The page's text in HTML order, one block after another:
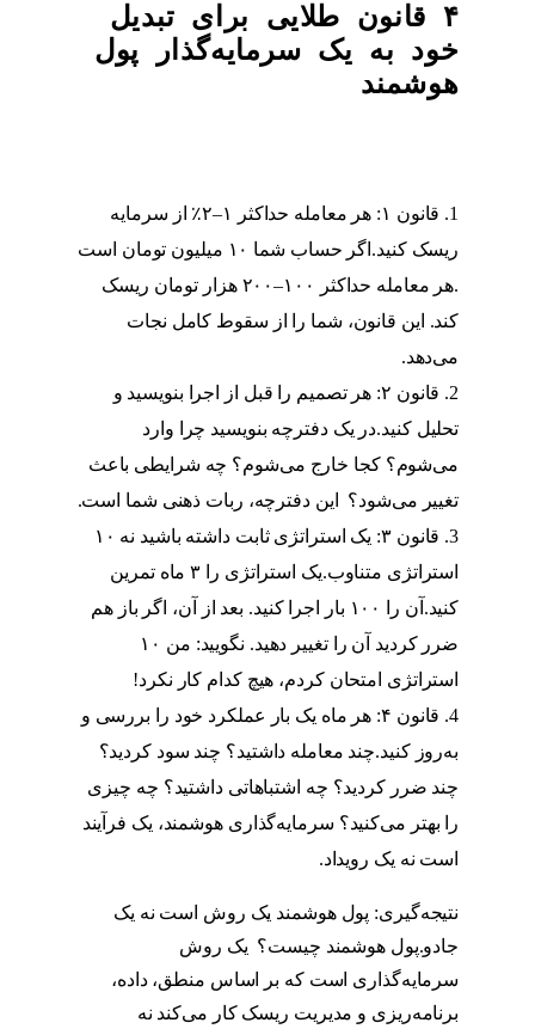
۴ قانون طلایی برای تبدیل
خود به یک سرمایه‌گذار پول
هوشمند
قانون ۱: هر معامله حداکثر ۱–۲٪ از سرمایه
ریسک کنید.اگر حساب شما ۱۰ میلیون تومان است
.هر معامله حداکثر ۱۰۰–۲۰۰ هزار تومان ریسک
کند. این قانون، شما را از سقوط کامل نجات
می‌دهد.
قانون ۲: هر تصمیم را قبل از اجرا بنویسید و
تحلیل کنید.در یک دفترچه بنویسید چرا وارد
می‌شوم؟ کجا خارج می‌شوم؟ چه شرایطی باعث
تغییر می‌شود؟ این دفترچه، ربات ذهنی شما است.
قانون ۳: یک استراتژی ثابت داشته باشید نه ۱۰
استراتژی متناوب.یک استراتژی را ۳ ماه تمرین
کنید.آن را ۱۰۰ بار اجرا کنید. بعد از آن، اگر باز هم
ضرر کردید آن را تغییر دهید. نگویید: من ۱۰
استراتژی امتحان کردم، هیچ کدام کار نکرد!
قانون ۴: هر ماه یک بار عملکرد خود را بررسی و
به‌روز کنید.چند معامله داشتید؟ چند سود کردید؟
چند ضرر کردید؟ چه اشتباهاتی داشتید؟ چه چیزی
را بهتر می‌کنید؟ سرمایه‌گذاری هوشمند، یک فرآیند
است نه یک رویداد.
نتیجه‌گیری: پول هوشمند یک روش است نه یک
جادو.پول هوشمند چیست؟ یک روش
سرمایه‌گذاری است که بر اساس منطق، داده،
برنامه‌ریزی و مدیریت ریسک کار می‌کند نه